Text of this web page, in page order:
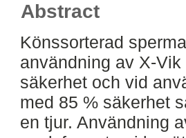
Abstract
Könssorterad
användning av X-
säkerhet och vid
med 85 % säkerhet
en tjur. Användning